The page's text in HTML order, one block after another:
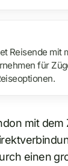
Reisende mit
für
mit dem
einen